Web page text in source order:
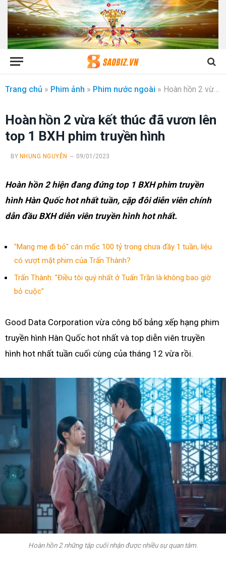
Trang chủ » Phim ảnh » Phim nước ngoài » Hoàn hồn 2 vừa kết thúc đã vươn lên top 1 BXH phim truyền hình
Hoàn hồn 2 vừa kết thúc đã vươn lên
top 1 BXH phim truyền hình
BY NHUNG NGUYỄN 09/01/2023
Hoàn hồn 2 hiện đang đứng top 1 BXH phim truyền
hình Hàn Quốc hot nhất tuần, cặp đôi diễn viên chính
dẫn đầu BXH diễn viên truyền hình hot nhất.
"Mang mẹ đi bỏ" cán mốc 100 tỷ trong chưa đầy 1 tuần, liệu
có vượt mặt phim của Trấn Thành?
Trấn Thành: "Điều tôi quý nhất ở Tuấn Trần là không bao giờ
bỏ cuộc"
Good Data Corporation vừa công bố bảng xếp hạng phim
truyền hình Hàn Quốc hot nhất và top diễn viên truyền
hình hot nhất tuần cuối cùng của tháng 12 vừa rồi.
Hoàn hồn 2 những tập cuối nhận được nhiều sự quan tâm.